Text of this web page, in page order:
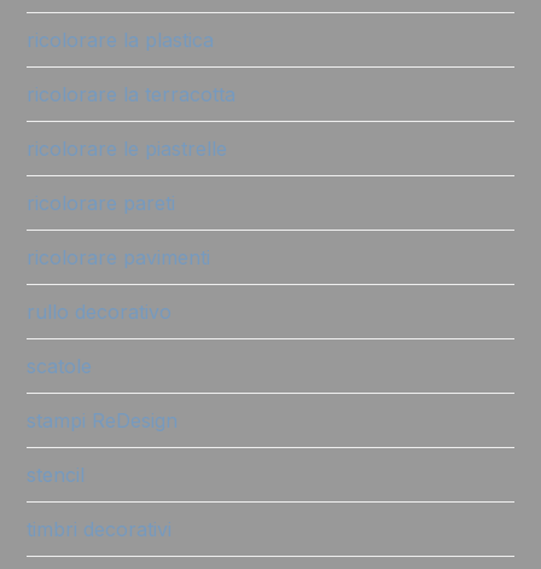
ricolorare la plastica
ricolorare la terracotta
ricolorare le piastrelle
ricolorare pareti
ricolorare pavimenti
rullo decorativo
scatole
stampi ReDesign
stencil
timbri decorativi